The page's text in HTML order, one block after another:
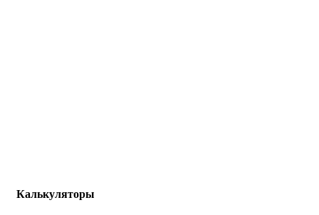
Калькуляторы